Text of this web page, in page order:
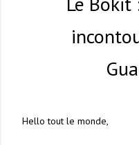
Hello tout le monde,